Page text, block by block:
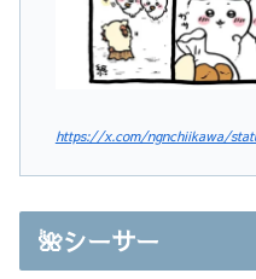
https://x.com/ngnchiikawa/
🌺シーサー